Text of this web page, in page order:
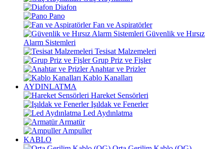
Diafon
Pano
Fan ve Aspiratörler
Güvenlik ve Hırsız
Alarm Sistemleri
Tesisat Malzemeleri
Grup Priz ve Fişler
Anahtar ve Prizler
Kablo Kanalları
AYDINLATMA
Hareket Sensörleri
Işıldak ve Fenerler
Led Aydınlatma
Armatür
Ampuller
KABLO